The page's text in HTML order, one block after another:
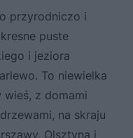
przyrodniczo i
puste
i jeziora
To niewielka
wieś, z domami
na skraju
Olsztyna i